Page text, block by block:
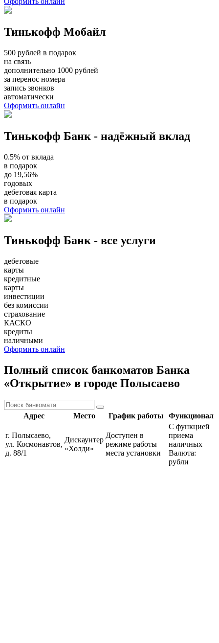
Тинькофф Мобайл
500 рублей в подарок
на связь
дополнительно 1000 рублей
за перенос номера
запись звонков
автоматически
Оформить онлайн
Тинькофф Банк - надёжный вклад
0.5% от вклада
в подарок
до 19,56%
годовых
дебетовая карта
в подарок
Оформить онлайн
Тинькофф Банк - все услуги
дебетовые
карты
кредитные
карты
инвестиции
без комиссии
страхование
КАСКО
кредиты
наличными
Оформить онлайн
Полный список банкоматов Банка
«Открытие» в городе Полысаево
Адрес Место График работы Функционал
г. Полысаево,
ул. Космонавтов,
д. 88/1
Дискаунтер
«Холди»
Доступен в
режиме работы
места установки
С функцией
приема
наличных
Валюта:
рубли